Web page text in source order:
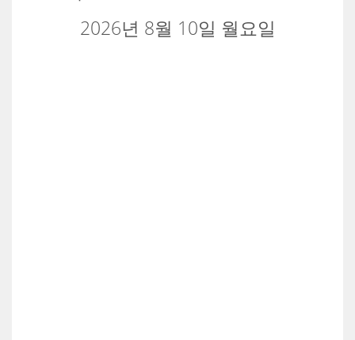
2026년 8월 10일 월요일